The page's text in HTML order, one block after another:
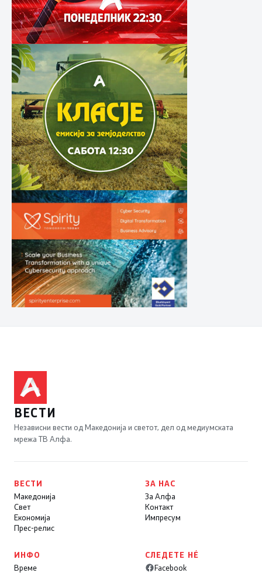
ВЕСТИ
Независни вести од Македонија и светот, дел од медиумската
мрежа ТВ Алфа.
ВЕСТИ
Македонија
Свет
Економија
Прес-релис
ЗА НАС
За Алфа
Контакт
Импресум
ИНФО
Време
СЛЕДЕТЕ НÉ
Facebook